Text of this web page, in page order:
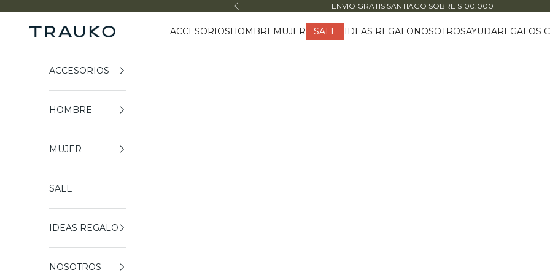
Anterior ENVIO GRATIS SANTIAGO SOBRE $100.000
Trauko ACCESORIOSHOMBREMUJER SALE IDEAS REGALONOSOTROSAYUDAREGALOS
ACCESORIOS
HOMBRE
MUJER
SALE
IDEAS REGALO
NOSOTROS